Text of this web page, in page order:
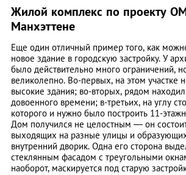
Жилой комплекс по проекту
Манхэттене
Еще один отличный пример того, как
новое здание в городскую застройку. У
было действительно много ограничений,
великолепно. Во-первых, на этом участке
высокие здания; во-вторых, рядом
довоенного времени; в-третьих, на углу
которого и нужно было построить 11-
Дом получился не целостным — он
выходящих на разные улицы и
внутренний дворик. Одна его сторона
стеклянным фасадом с треугольными
наоборот, маскируется под старую